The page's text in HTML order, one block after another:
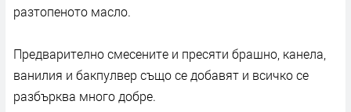
разтопеното масло.
Предварително смесените и пресяти брашно, канела,
ванилия и бакпулвер също се добавят и всичко се
разбърква много добре.